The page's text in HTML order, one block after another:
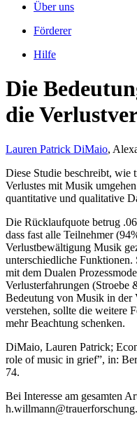
Über uns
Förderer
Hilfe
Die
die
Lauren Patrick DiMaio,
Diese Studie beschreibt, wie
Verlustes mit Musik
quantitative und qualitative
Die Rücklaufquote betrug
dass fast alle Teilnehmer
Verlustbewältigung Musik
unterschiedliche Funktionen.
mit dem Dualen
Verlusterfahrungen (Stroebe
Bedeutung von Musik in der
verstehen, sollte die weitere
mehr Beachtung schenken.
DiMaio, Lauren Patrick;
role of music in grief”, in:
74.
Bei Interesse am gesamten